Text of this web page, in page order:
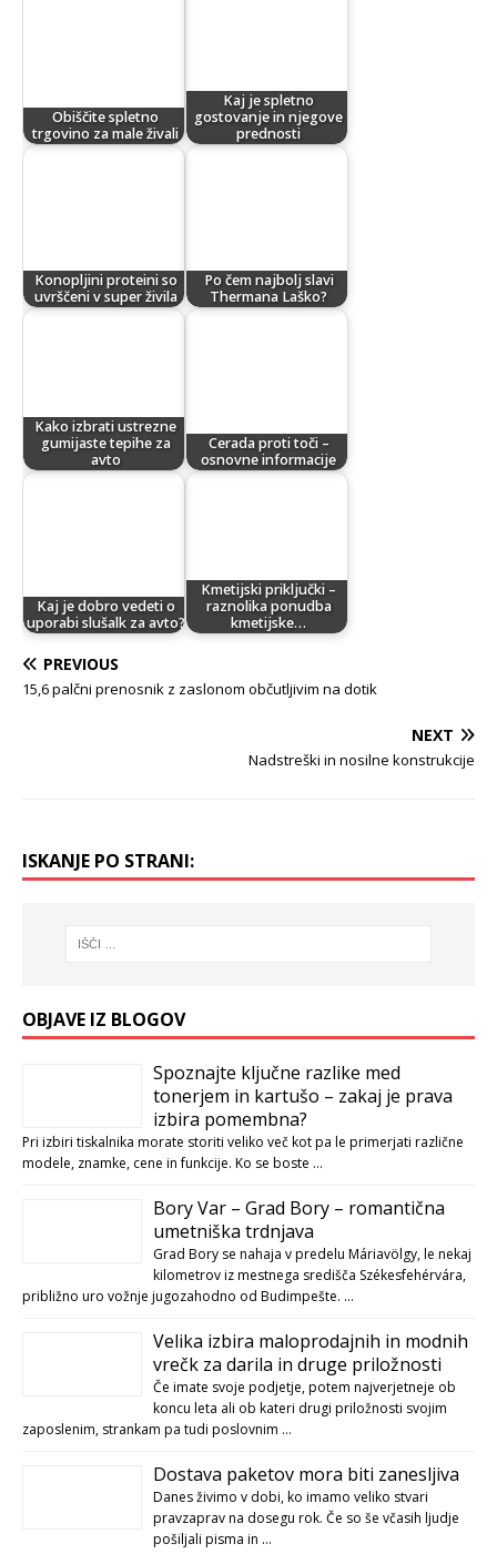
Obiščite spletno
trgovino za male živali
Kaj je spletno
gostovanje in njegove
prednosti
Konopljini proteini so
uvrščeni v super živila
Po čem najbolj slavi
Thermana Laško?
Kako izbrati ustrezne
gumijaste tepihe za
avto
Cerada proti toči –
osnovne informacije
Kaj je dobro vedeti o
uporabi slušalk za avto?
Kmetijski priključki –
raznolika ponudba
kmetijske…
PREVIOUS
15,6 palčni prenosnik z zaslonom občutljivim na dotik
NEXT
Nadstreški in nosilne konstrukcije
ISKANJE PO STRANI:
OBJAVE IZ BLOGOV
Spoznajte ključne razlike med
tonerjem in kartušo – zakaj je prava
izbira pomembna?
Pri izbiri tiskalnika morate storiti veliko več kot pa le primerjati različne
modele, znamke, cene in funkcije. Ko se boste …
Bory Var – Grad Bory – romantična
umetniška trdnjava
Grad Bory se nahaja v predelu Máriavölgy, le nekaj
kilometrov iz mestnega središča Székesfehérvára,
približno uro vožnje jugozahodno od Budimpešte. …
Velika izbira maloprodajnih in modnih
vrečk za darila in druge priložnosti
Če imate svoje podjetje, potem najverjetneje ob
koncu leta ali ob kateri drugi priložnosti svojim
zaposlenim, strankam pa tudi poslovnim …
Dostava paketov mora biti zanesljiva
Danes živimo v dobi, ko imamo veliko stvari
pravzaprav na dosegu rok. Če so še včasih ljudje
pošiljali pisma in …